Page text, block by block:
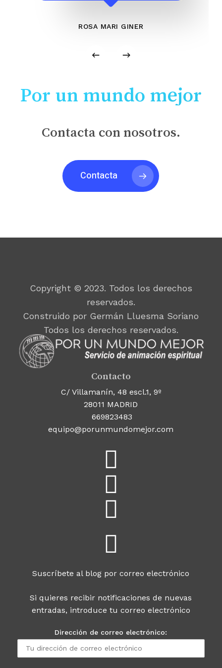
ROSA MARI GINER
Por un mundo mejor
Contacta con nosotros.
Contacta
Copyright © 2023. Todos los derechos
reservados.
Construido por Germán Lluesma Soriano
Todos los derechos reservados.
Contacto
C/ Villamanín, 48 escl.1, 9º
28011 MADRID
669823483
equipo@porunmundomejor.com
Suscríbete al blog por correo electrónico
Si quieres recibir notificaciones de nuevas
entradas, introduce tu correo electrónico
Dirección de correo electrónico: